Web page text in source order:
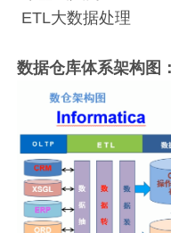
ETL大数据处理
数据仓库体系架构图：